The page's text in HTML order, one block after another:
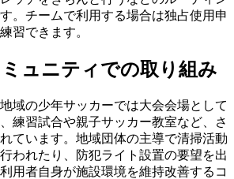
。チームで利用する場合は独占使用申
習できます。
ュニティでの取り組み
域の少年サッカーでは大会会場として
練習試合や親子サッカー教室など、さ
ています。地域団体の主導で清掃活動
われたり、防犯ライト設置の要望を出
用者自身が施設環境を維持改善するコ